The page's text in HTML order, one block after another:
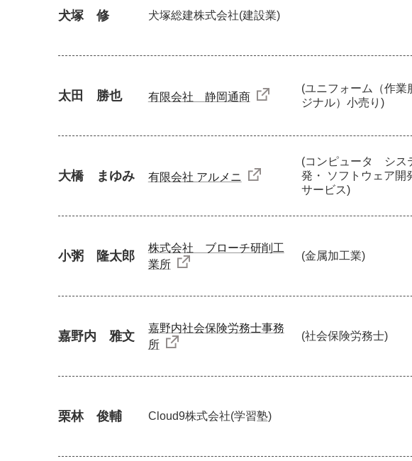
犬塚 修 犬塚総建株式会社(建設業)
太田 勝也 有限会社 静岡通商
(ユニフォーム（作業
ジナル）小売り)
大橋 まゆみ 有限会社 アルメニ
(コンピュータ シス
発・ ソフトウェア開
サービス)
小粥 隆太郎
株式会社 ブローチ研削工
業所
(金属加工業)
嘉野内 雅文
嘉野内社会保険労務士事務
所
(社会保険労務士)
栗林 俊輔 Cloud9株式会社(学習塾)